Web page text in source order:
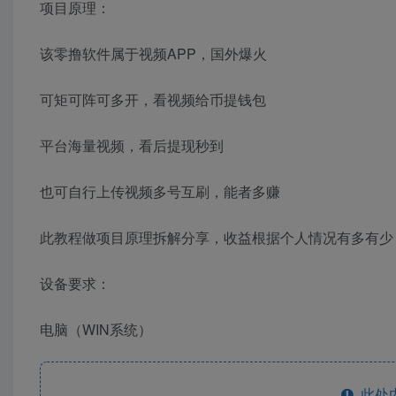
项目原理：
该零撸软件属于视频APP，国外爆火
可矩可阵可多开，看视频给币提钱包
平台海量视频，看后提现秒到
也可自行上传视频多号互刷，能者多赚
此教程做项目原理拆解分享，收益根据个人情况有多有少
设备要求：
电脑（WIN系统）